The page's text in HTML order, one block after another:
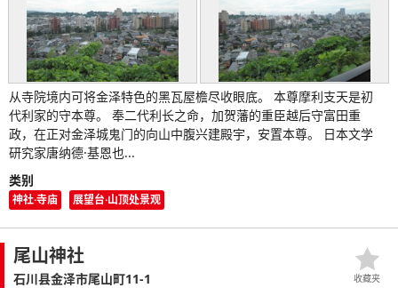
从寺院境内可将金泽特色的黑瓦屋檐尽收眼底。 本尊摩利支天是初
代利家的守本尊。 奉二代利长之命，加贺藩的重臣越后守富田重
政，在正对金泽城鬼门的向山中腹兴建殿宇，安置本尊。 日本文学
研究家唐纳德·基恩也...
类别
神社·寺庙 展望台·山顶处景观
尾山神社
石川县金泽市尾山町11-1 收藏夹